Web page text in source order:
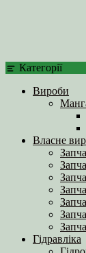
Категорії
Вироби
Власне
Гідравліка